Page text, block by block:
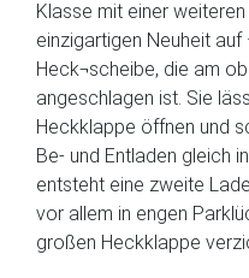
Klasse mit einer
einzigartigen Neuheit
Heck¬scheibe, die am
angeschlagen ist. Sie
Heckklappe öffnen und
Be- und Entladen gleich
entsteht eine zweite
vor allem in engen
großen Heckklappe